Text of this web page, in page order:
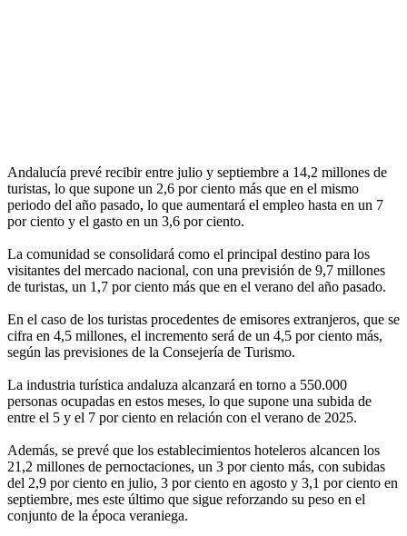
Andalucía prevé recibir entre julio y septiembre a 14,2 millones de
turistas, lo que supone un 2,6 por ciento más que en el mismo
periodo del año pasado, lo que aumentará el empleo hasta en un 7
por ciento y el gasto en un 3,6 por ciento.
La comunidad se consolidará como el principal destino para los
visitantes del mercado nacional, con una previsión de 9,7 millones
de turistas, un 1,7 por ciento más que en el verano del año pasado.
En el caso de los turistas procedentes de emisores extranjeros, que se
cifra en 4,5 millones, el incremento será de un 4,5 por ciento más,
según las previsiones de la Consejería de Turismo.
La industria turística andaluza alcanzará en torno a 550.000
personas ocupadas en estos meses, lo que supone una subida de
entre el 5 y el 7 por ciento en relación con el verano de 2025.
Además, se prevé que los establecimientos hoteleros alcancen los
21,2 millones de pernoctaciones, un 3 por ciento más, con subidas
del 2,9 por ciento en julio, 3 por ciento en agosto y 3,1 por ciento en
septiembre, mes este último que sigue reforzando su peso en el
conjunto de la época veraniega.